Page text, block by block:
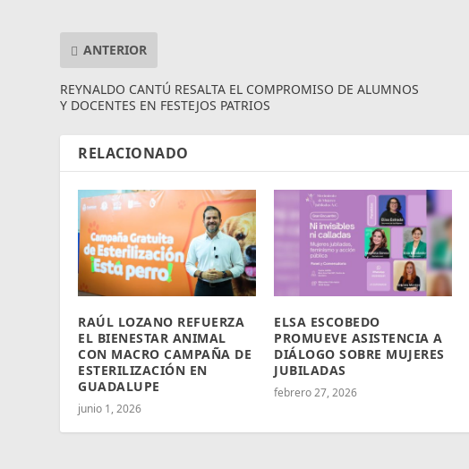
ANTERIOR
REYNALDO CANTÚ RESALTA EL COMPROMISO DE ALUMNOS
Y DOCENTES EN FESTEJOS PATRIOS
RELACIONADO
RAÚL LOZANO REFUERZA
EL BIENESTAR ANIMAL
CON MACRO CAMPAÑA DE
ESTERILIZACIÓN EN
GUADALUPE
junio 1, 2026
ELSA ESCOBEDO
PROMUEVE ASISTENCIA A
DIÁLOGO SOBRE MUJERES
JUBILADAS
febrero 27, 2026